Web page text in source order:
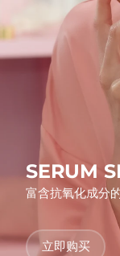
SERUM
富含抗氧化成分
立即购买
FAQ™ Dual
热门产品
特别优惠
西班牙
澳大利亚
法国
德国
加拿大